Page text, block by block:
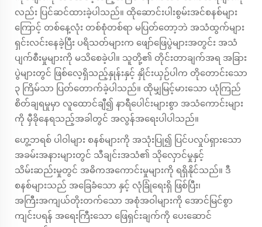
လည်း ပြင်ဆင်ထားခဲ့ပါသည်။ ထိုဆောင်းပါးစွမ်းအင်စနစ်များ
ကြောင့် တစ်နေ့လုံး တစ်စုံတစ်ရာ မပြတ်တော့ဘဲ အသံထွက်များ
ရှင်းလင်းနေခဲ့ပြီး ပရိသတ်များက ဖျော်ဖြေပွဲများအတွင်း အသံ
ပျက်စီးမှုများကို မသိစေခဲ့ပါ။ သူတို့၏ တိုင်းတာချက်အရ အခြား
ပွဲများတွင် ဖြစ်လေ့ရှိသည့်နှုန်းနှင့် နှိုင်းယှဉ်ပါက တိုတောင်းသော
၃ ကြိမ်သာ ပြတ်တောက်ခဲ့ပါသည်။ ထိုမျှမြင့်မားသော ယုံကြည်
စိတ်ချရမှုမှာ လူထောင်ချီ၍ နာရီပေါင်းများစွာ အသံကောင်းများ
ကို မှီခိုနေရသည့်အခါတွင် အလွန်အရေးပါပါသည်။
ဟွေ့ဘရစ် ပါဝါများ စနစ်များကို အသုံးပြု၍ ပြင်ပလှုပ်ရှားသော
အခမ်းအနားများတွင် သီချင်းအသံ၏ သိုလှောင်မှုနှင့်
သိမ်းဆည်းမှုတွင် အဓိကအကောင်းမှုများကို ရရှိနိုင်သည်။ ဒီ
စနစ်များသည် အခြေခံသော နှင့် လုံခြုံရေးရှိ ဖြစ်ပြီး၊
အကြီးအကျယ်တိုးတက်သော အစုံအဝါများကို အောင်မြင်စွာ
ကျင်းပရန် အရေးကြီးသော ဖြေရှင်းချက်ကို ပေးဆောင်